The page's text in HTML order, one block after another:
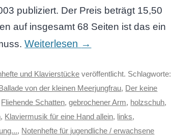
publiziert. Der Preis beträgt 15,50
auf insgesamt 68 Seiten ist das ein
Weiterlesen →
und Klavierstücke veröffentlicht. Schlagworte:
von der kleinen Meerjungfrau, Der keine
Fliehende Schatten,gebrochener Arm, holzschuh,
, Klaviermusik für eine Hand allein, links,
, Notenhefte für jugendliche / erwachsene